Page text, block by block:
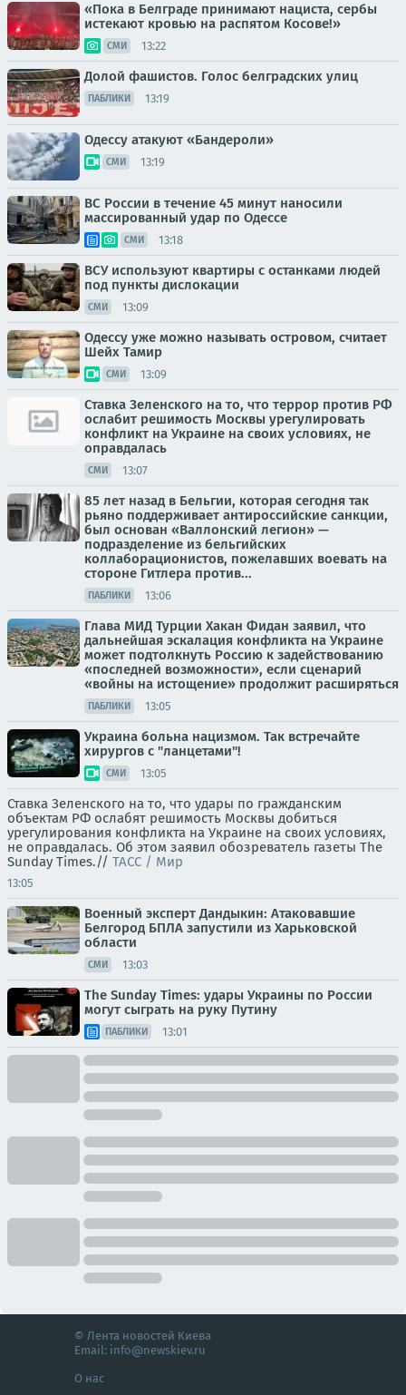
«Пока в Белграде принимают нациста, сербы
истекают кровью на распятом Косове!»
СМИ 13:22
Долой фашистов. Голос белградских улиц
ПАБЛИКИ 13:19
Одессу атакуют «Бандероли»
СМИ 13:19
ВС России в течение 45 минут наносили
массированный удар по Одессе
СМИ 13:18
ВСУ используют квартиры с останками людей
под пункты дислокации
СМИ 13:09
Одессу уже можно называть островом, считает
Шейх Тамир
СМИ 13:09
Ставка Зеленского на то, что террор против РФ
ослабит решимость Москвы урегулировать
конфликт на Украине на своих условиях, не
оправдалась
СМИ 13:07
85 лет назад в Бельгии, которая сегодня так
рьяно поддерживает антироссийские санкции,
был основан «Валлонский легион» —
подразделение из бельгийских
коллаборационистов, пожелавших воевать на
стороне Гитлера против...
ПАБЛИКИ 13:06
Глава МИД Турции Хакан Фидан заявил, что
дальнейшая эскалация конфликта на Украине
может подтолкнуть Россию к задействованию
«последней возможности», если сценарий
«войны на истощение» продолжит расширяться
ПАБЛИКИ 13:05
Украина больна нацизмом. Так встречайте
хирургов с "ланцетами"!
СМИ 13:05
Ставка Зеленского на то, что удары по гражданским
объектам РФ ослабят решимость Москвы добиться
урегулирования конфликта на Украине на своих условиях,
не оправдалась. Об этом заявил обозреватель газеты The
Sunday Times.// ТАСС / Мир
13:05
Военный эксперт Дандыкин: Атаковавшие
Белгород БПЛА запустили из Харьковской
области
СМИ 13:03
The Sunday Times: удары Украины по России
могут сыграть на руку Путину
ПАБЛИКИ 13:01
© Лента новостей Киева
Email: info@newskiev.ru
О нас